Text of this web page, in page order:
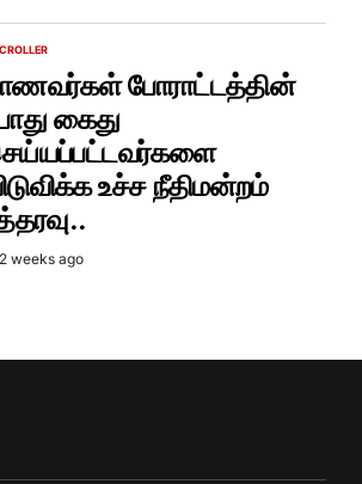
போராட்டத்தின்
கைது
உச்ச நீதிமன்றம்
2 weeks ago